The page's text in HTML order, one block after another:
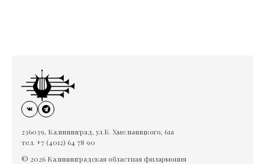
236039, Калининград, ул.Б. Хмельницкого, 61а
тел. +7 (4012) 64 78 90
© 2026 Калининградская областная филармония